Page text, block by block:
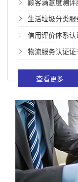
顾客满意度测
生活垃圾分类
信用评价体系
物流服务认证
查看更多